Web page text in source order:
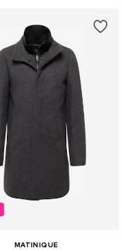
MATINIQUE